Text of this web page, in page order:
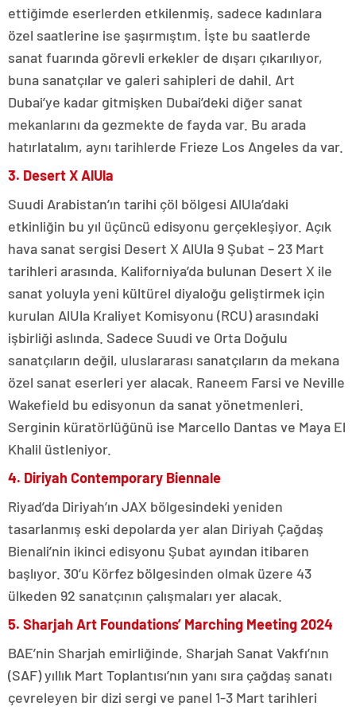
ettiğimde eserlerden etkilenmiş, sadece kadınlara
özel saatlerine ise şaşırmıştım. İşte bu saatlerde
sanat fuarında görevli erkekler de dışarı çıkarılıyor,
buna sanatçılar ve galeri sahipleri de dahil. Art
Dubai’ye kadar gitmişken Dubai’deki diğer sanat
mekanlarını da gezmekte de fayda var. Bu arada
hatırlatalım, aynı tarihlerde Frieze Los Angeles da var.
3. Desert X AlUla
Suudi Arabistan’ın tarihi çöl bölgesi AlUla’daki
etkinliğin bu yıl üçüncü edisyonu gerçekleşiyor. Açık
hava sanat sergisi Desert X AlUla 9 Şubat – 23 Mart
tarihleri arasında. Kaliforniya’da bulunan Desert X ile
sanat yoluyla yeni kültürel diyaloğu geliştirmek için
kurulan AlUla Kraliyet Komisyonu (RCU) arasındaki
işbirliği aslında. Sadece Suudi ve Orta Doğulu
sanatçıların değil, uluslararası sanatçıların da mekana
özel sanat eserleri yer alacak. Raneem Farsi ve Neville
Wakefield bu edisyonun da sanat yönetmenleri.
Serginin küratörlüğünü ise Marcello Dantas ve Maya El
Khalil üstleniyor.
4. Diriyah Contemporary Biennale
Riyad’da Diriyah’ın JAX bölgesindeki yeniden
tasarlanmış eski depolarda yer alan Diriyah Çağdaş
Bienali’nin ikinci edisyonu Şubat ayından itibaren
başlıyor. 30’u Körfez bölgesinden olmak üzere 43
ülkeden 92 sanatçının çalışmaları yer alacak.
5. Sharjah Art Foundations’ Marching Meeting 2024
BAE’nin Sharjah emirliğinde, Sharjah Sanat Vakfı’nın
(SAF) yıllık Mart Toplantısı’nın yanı sıra çağdaş sanatı
çevreleyen bir dizi sergi ve panel 1-3 Mart tarihleri